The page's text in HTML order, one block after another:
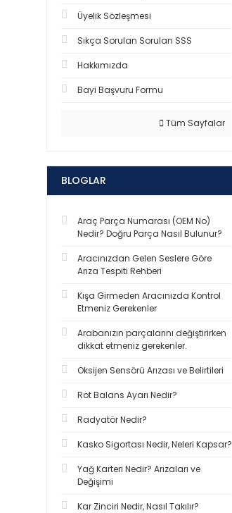
Üyelik Sözleşmesi
Sıkça Sorulan Sorulan SSS
Hakkımızda
Bayi Başvuru Formu
Tüm Sayfalar
BLOGLAR
Araç Parça Numarası (OEM No)
Nedir? Doğru Parça Nasıl Bulunur?
Aracınızdan Gelen Seslere Göre
Arıza Tespiti Rehberi
Kışa Girmeden Aracınızda Kontrol
Etmeniz Gerekenler
Arabanızın parçalarını değiştirirken
dikkat etmeniz gerekenler.
Oksijen Sensörü Arızası ve Belirtileri
Rot Balans Ayarı Nedir?
Radyatör Nedir?
Kasko Sigortası Nedir, Neleri Kapsar?
Yağ Karteri Nedir? Arızaları ve
Değişimi
Kar Zinciri Nedir, Nasıl Takılır?